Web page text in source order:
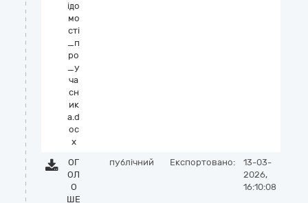
ідо
мо
сті
_п
ро
_у
ча
сн
ик
а.d
oc
x
ОГ
ОЛ
О
ШЕ
публічний Експортовано:
13-03-
2026,
16:10:08